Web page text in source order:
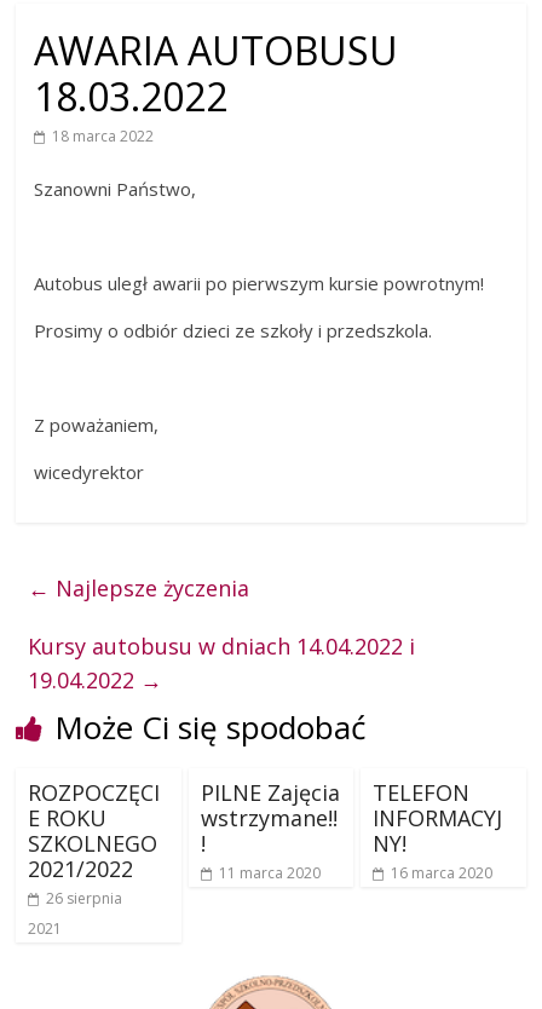
AWARIA AUTOBUSU
18.03.2022
18 marca 2022
Szanowni Państwo,
Autobus uległ awarii po pierwszym kursie powrotnym!
Prosimy o odbiór dzieci ze szkoły i przedszkola.
Z poważaniem,
wicedyrektor
← Najlepsze życzenia
Kursy autobusu w dniach 14.04.2022 i
19.04.2022 →
Może Ci się spodobać
ROZPOCZĘCI
E ROKU
SZKOLNEGO
2021/2022
26 sierpnia
2021
PILNE Zajęcia
wstrzymane!!
!
11 marca 2020
TELEFON
INFORMACYJ
NY!
16 marca 2020